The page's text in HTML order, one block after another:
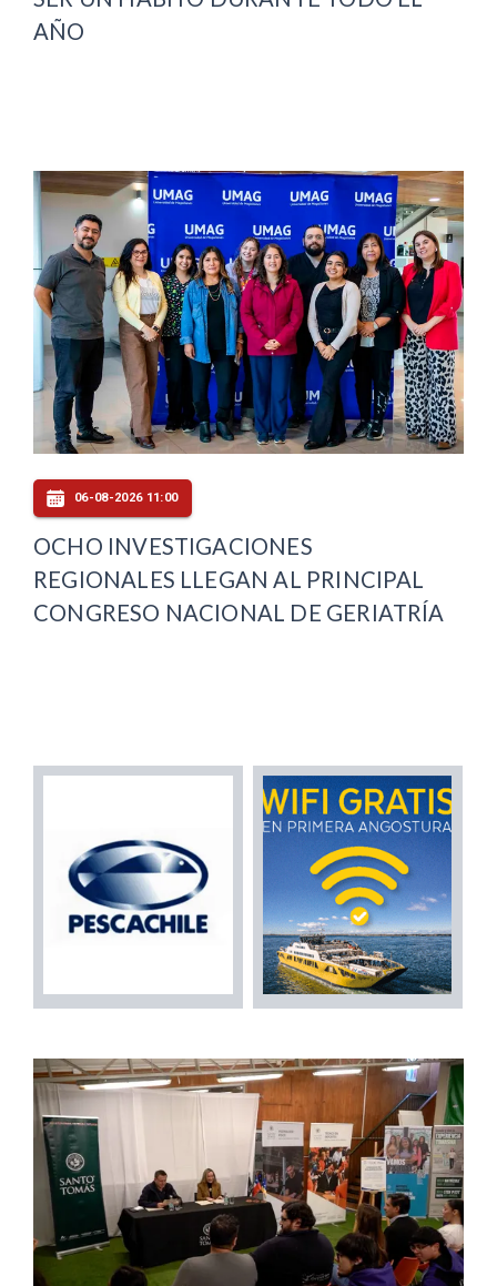
AÑO
06-08-2026 11:00
OCHO INVESTIGACIONES
REGIONALES LLEGAN AL PRINCIPAL
CONGRESO NACIONAL DE GERIATRÍA